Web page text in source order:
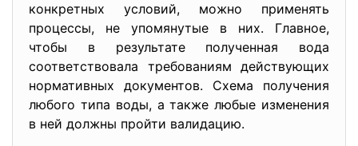
конкретных условий, можно применять
процессы, не упомянутые в них. Главное,
чтобы в результате полученная вода
соответствовала требованиям действующих
нормативных документов. Схема получения
любого типа воды, а также любые изменения
в ней должны пройти валидацию.